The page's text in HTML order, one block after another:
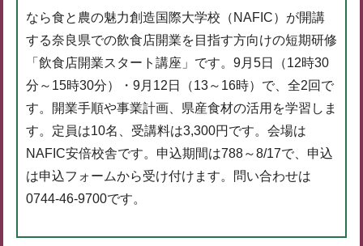
なら食と農の魅力創造国際大学校（NAFIC）が開講
する奈良県での飲食店開業を目指す方向けの短期研修
「飲食店開業スタート講座」です。9月5日（12時30
分～15時30分）・9月12日（13～16時）で、全2回で
す。開業手順や事業計画、県産食材の活用を学習しま
す。定員は10名、受講料は3,300円です。会場は
NAFIC安倍校舎です。申込期間は788～8/17で、申込
は申込フォームから受け付けます。問い合わせは
0744-46-9700です。